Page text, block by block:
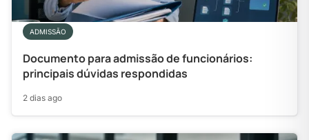
ADMISSÃO
Documento para admissão de funcionários:
principais dúvidas respondidas
2 dias ago